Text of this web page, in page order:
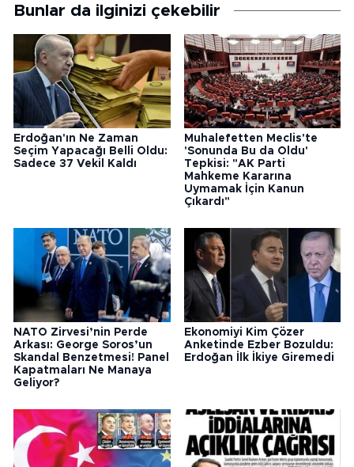
Bunlar da ilginizi çekebilir
Erdoğan'ın Ne Zaman
Seçim Yapacağı Belli Oldu:
Sadece 37 Vekil Kaldı
Muhalefetten Meclis'te
'Sonunda Bu da Oldu'
Tepkisi: "AK Parti
Mahkeme Kararına
Uymamak İçin Kanun
Çıkardı"
NATO Zirvesi’nin Perde
Arkası: George Soros’un
Skandal Benzetmesi! Panel
Kapatmaları Ne Manaya
Geliyor?
Ekonomiyi Kim Çözer
Anketinde Ezber Bozuldu:
Erdoğan İlk İkiye Giremedi